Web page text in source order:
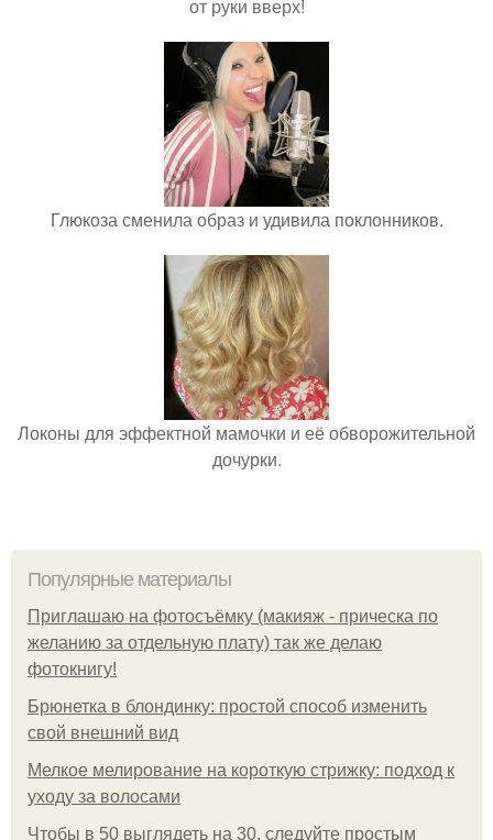
от руки вверх!
Глюкоза сменила образ и удивила поклонников.
Локоны для эффектной мамочки и её обворожительной
дочурки.
Популярные материалы
Приглашаю на фотосъёмку (макияж - прическа по
желанию за отдельную плату) так же делаю
фотокнигу!
Брюнетка в блондинку: простой способ изменить
свой внешний вид
Мелкое мелирование на короткую стрижку: подход к
уходу за волосами
Чтобы в 50 выглядеть на 30, следуйте простым